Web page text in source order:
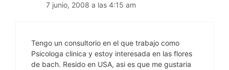
7 junio, 2008 a las 4:15 am
Tengo un consultorio en el que trabajo como
Psicologa clinica y estoy interesada en las flores
de bach. Resido en USA, asi es que me gustaria